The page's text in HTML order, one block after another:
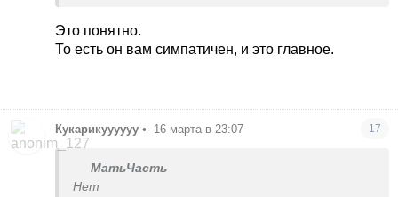
Это понятно.
То есть он вам симпатичен, и это главное.
Кукарикуууууу • 16 марта в 23:07 17
МатьЧасть
Нет